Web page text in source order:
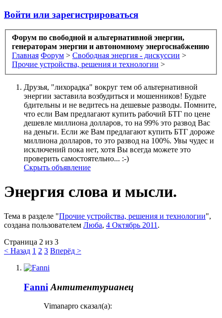
Войти или зарегистрироваться
Форум по свободной и альтернативной энергии,
генераторам энергии и автономному энергоснабжению
Главная Форум > Свободная энергия - дискуссии >
Прочие устройства, решения и технологии >
Друзья, "лихорадка" вокруг тем об альтернативной
энергии заставила возбудиться и мошенников! Будьте
бдительны и не ведитесь на дешевые разводы. Помните,
что если Вам предлагают купить рабочий БТГ по цене
дешевле миллиона долларов, то на 99% это развод Вас
на деньги. Если же Вам предлагают купить БТГ дороже
миллиона долларов, то это развод на 100%. Увы чудес и
исключений пока нет, хотя Вы всегда можете это
проверить самостоятельно... :-)
Скрыть объявление
Энергия слова и мысли.
Тема в разделе "Прочие устройства, решения и технологии",
создана пользователем Люба, 4 Октябрь 2011 .
Страница 2 из 3
< Назад 1 2 3 Вперёд >
Fanni Антитентурианец
Vimanapro сказал(а):